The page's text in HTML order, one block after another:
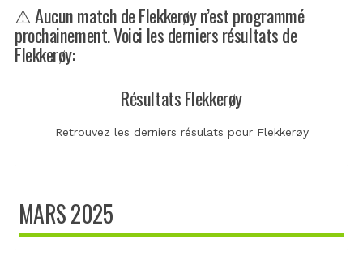
⚠️ Aucun match de Flekkerøy n’est programmé
prochainement. Voici les derniers résultats de
Flekkerøy:
Résultats Flekkerøy
Retrouvez les derniers résulats pour Flekkerøy
MARS 2025